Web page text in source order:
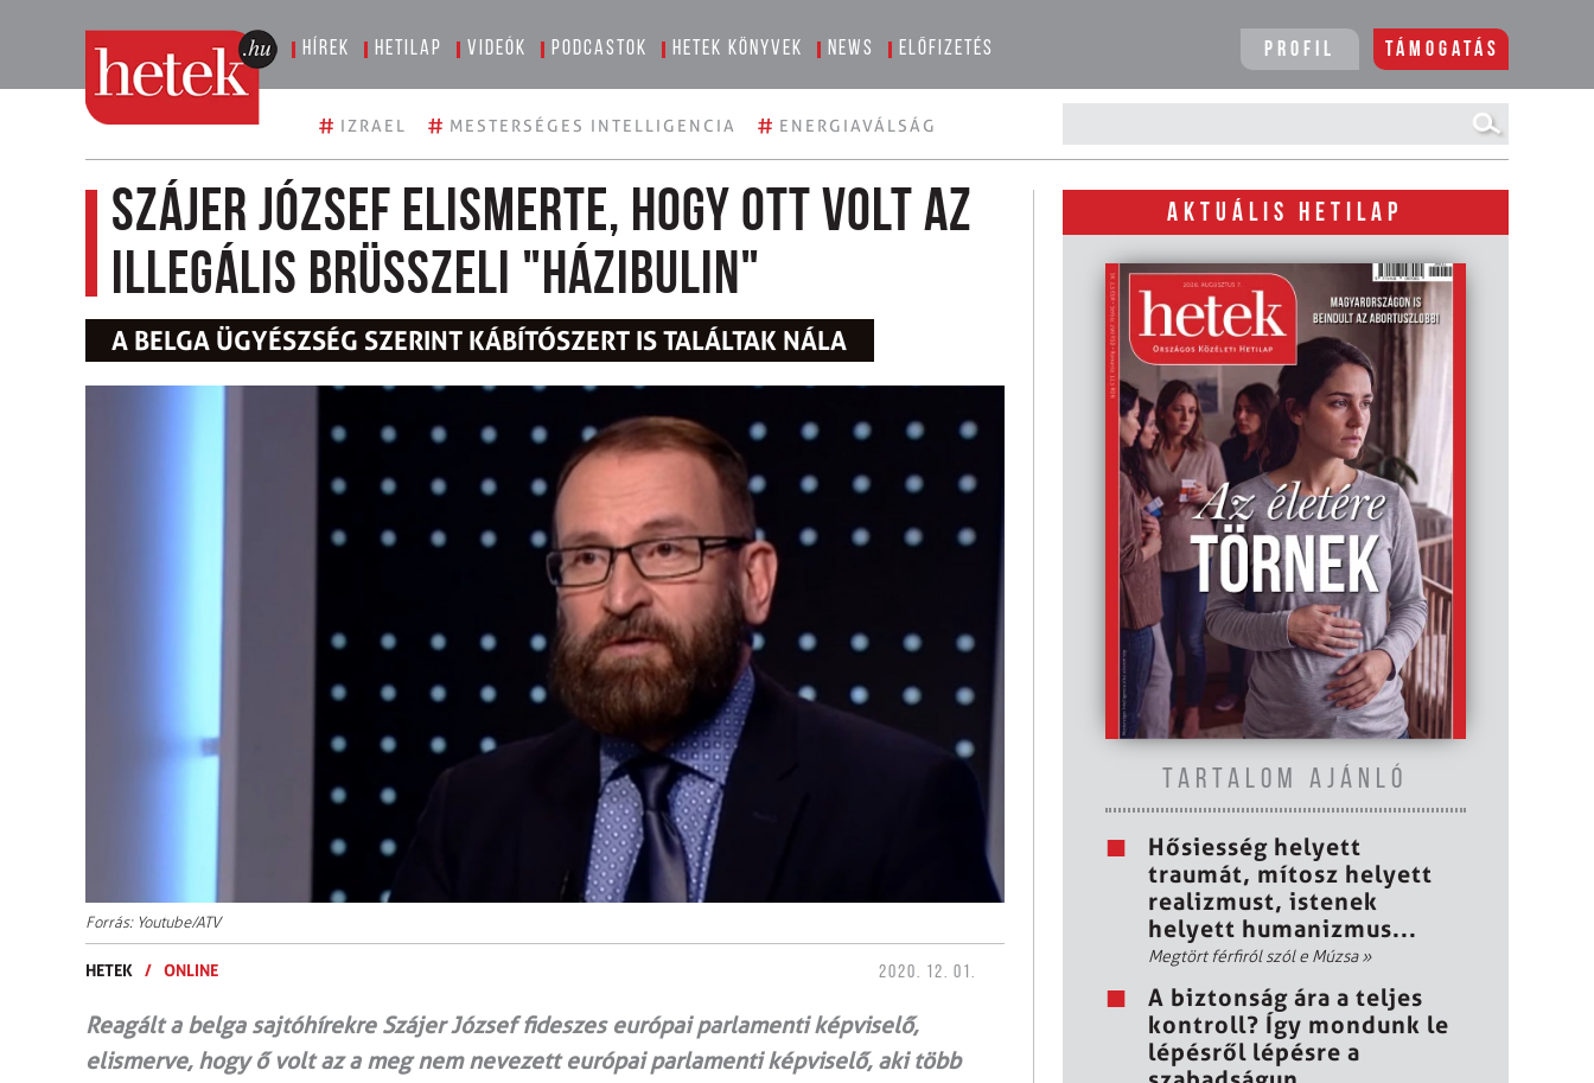
Hírek Hetilap Videók Podcastok Hetek könyvek News Előfizetés Profil Támogatás
# IZRAEL # MESTERSÉGES INTELLIGENCIA # ENERGIAVÁLSÁG
Szájer József elismerte, hogy ott volt az
illegális brüsszeli "házibulin"
A BELGA ÜGYÉSZSÉG SZERINT KÁBÍTÓSZERT IS TALÁLTAK NÁLA
Forrás: Youtube/ATV
HETEK / ONLINE 2020. 12. 01.
Reagált a belga sajtóhírekre Szájer József fideszes európai parlamenti képviselő,
elismerve, hogy ő volt az a meg nem nevezett európai parlamenti képviselő, aki több
AKTUÁLIS HETILAP
TARTALOM AJÁNLÓ
Hősiesség helyett
traumát, mítosz helyett
realizmust, istenek
helyett humanizmus...
Megtört férfiról szól e Múzsa»
A biztonság ára a teljes
kontroll? Így mondunk le
lépésről lépésre a